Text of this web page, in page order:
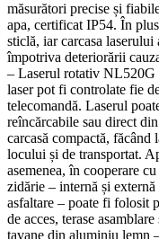
măsurători precise și
apa, certificat IP54. În
sticlă, iar carcasa
împotriva deteriorării
– Laserul rotativ NL520G
laser pot fi controlate fie
telecomandă. Laserul
reîncărcabile sau direct
carcasă compactă, făcând
locului și de transportat.
asemenea, în cooperare
zidărie – internă și
asfaltare – poate fi folosit
de acces, terase
tavane din aluminiu lemn